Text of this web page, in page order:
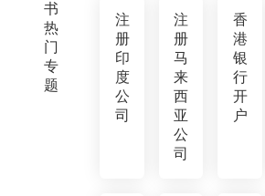
书
热
门
专
题
注
册
印
度
公
司
注
册
马
来
西
亚
公
司
香
港
银
行
开
户